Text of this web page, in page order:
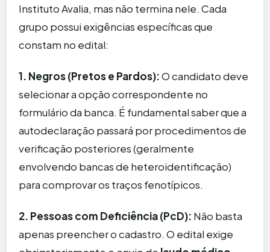
Instituto Avalia, mas não termina nele. Cada
grupo possui exigências específicas que
constam no edital:
1. Negros (Pretos e Pardos):O candidato deve
selecionar a opção correspondente no
formulário da banca. É fundamental saber que a
autodeclaração passará por procedimentos de
verificação posteriores (geralmente
envolvendo bancas de heteroidentificação)
para comprovar os traços fenotípicos.
2. Pessoas com Deficiência (PcD): Não basta
apenas preencher o cadastro. O edital exige